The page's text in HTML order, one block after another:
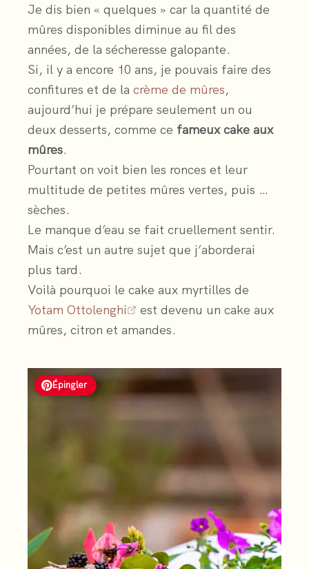
Je dis bien « quelques » car la quantité de
mûres disponibles diminue au fil des
années, de la sécheresse galopante.
Si, il y a encore 10 ans, je pouvais faire des
confitures et de la crème de mûres,
aujourd’hui je prépare seulement un ou
deux desserts, comme ce fameux cake aux
mûres.
Pourtant on voit bien les ronces et leur
multitude de petites mûres vertes, puis …
sèches.
Le manque d’eau se fait cruellement sentir.
Mais c’est un autre sujet que j’aborderai
plus tard.
Voilà pourquoi le cake aux myrtilles de
Yotam Ottolenghi
est devenu un cake aux
mûres, citron et amandes.
Épingler